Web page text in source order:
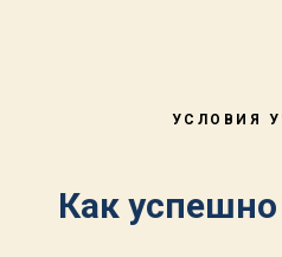
УСЛОВИЯ
Как